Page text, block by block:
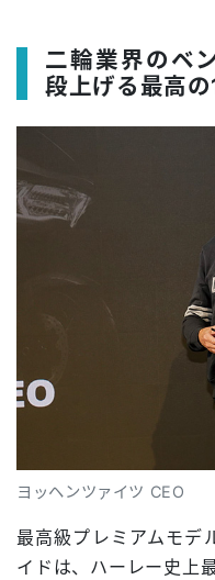
二輪業界のベ
段上げる最高の
ヨッヘンツァイツ CEO
最高級プレミアムモデ
イドは、ハーレー史上